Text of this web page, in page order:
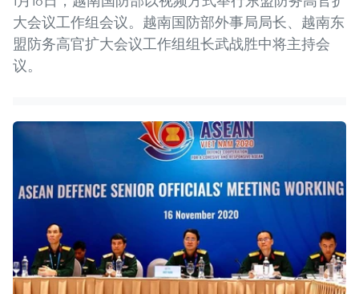
大会议工作组会议。越南国防部外事局局长、越南东
盟防务高官扩大会议工作组组长武战胜中将主持会
议。